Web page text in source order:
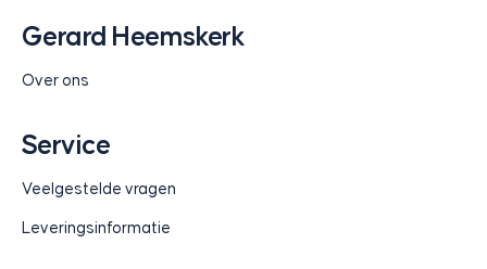
Gerard Heemskerk
Over ons
Service
Veelgestelde vragen
Leveringsinformatie